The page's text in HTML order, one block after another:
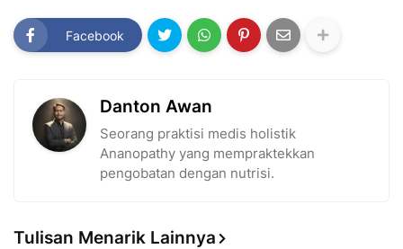
Facebook
Danton Awan
Seorang praktisi medis holistik
Ananopathy yang mempraktekkan
pengobatan dengan nutrisi.
Tulisan Menarik Lainnya